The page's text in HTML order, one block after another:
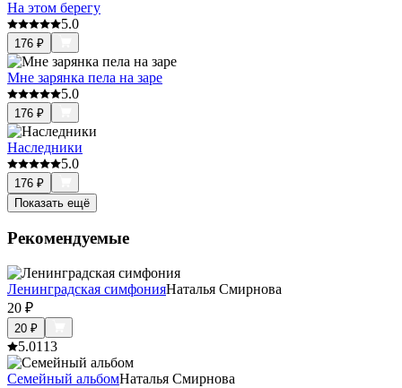
На этом берегу
5.0
176 ₽
Мне зарянка пела на заре
5.0
176 ₽
Наследники
5.0
176 ₽
Показать ещё
Рекомендуемые
Ленинградская симфонияНаталья Смирнова
20 ₽
20 ₽
5.0113
Семейный альбомНаталья Смирнова